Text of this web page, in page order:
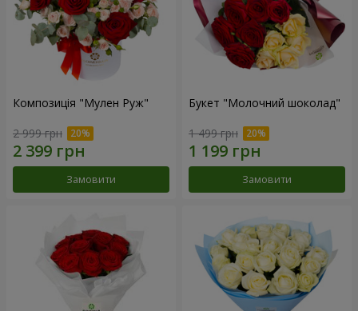
Композиція "Мулен Руж"
2 999 грн
Замовити
Букет "Молочний шоколад"
1 499 грн
Замовити